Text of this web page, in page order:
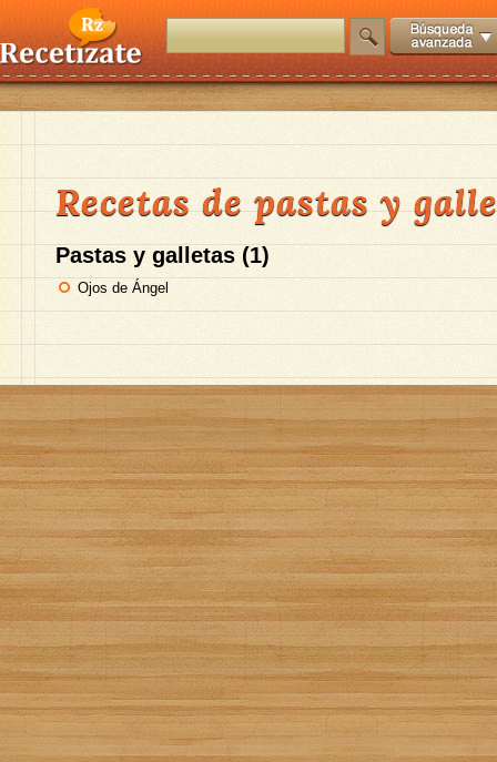
Recetas de pastas y
Pastas y galletas (1)
Ojos de Ángel